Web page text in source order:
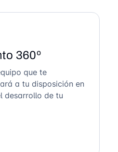
360º
que te
a tu disposición en
desarrollo de tu